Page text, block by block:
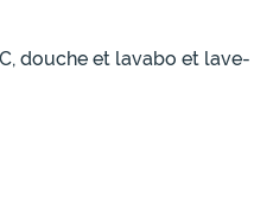
douche et lavabo et lave-